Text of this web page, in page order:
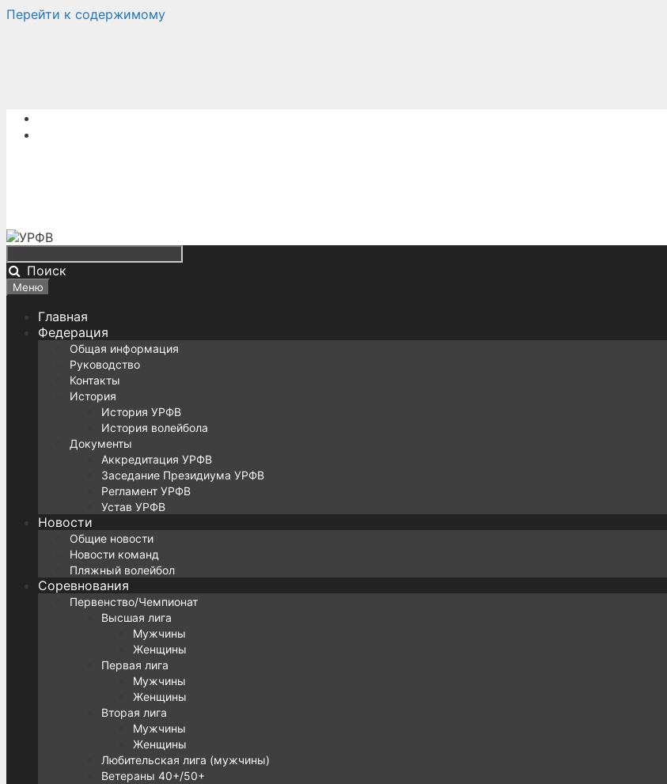
Перейти к содержимому
Поиск
Меню
Главная
Федерация
Общая информация
Руководство
Контакты
История
История УРФВ
История волейбола
Документы
Аккредитация УРФВ
Заседание Президиума УРФВ
Регламент УРФВ
Устав УРФВ
Новости
Общие новости
Новости команд
Пляжный волейбол
Соревнования
Первенство/Чемпионат
Высшая лига
Мужчины
Женщины
Первая лига
Мужчины
Женщины
Вторая лига
Мужчины
Женщины
Любительская лига (мужчины)
Ветераны 40+/50+